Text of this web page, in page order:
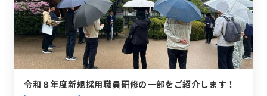
令和８年度新規採用職員研修の一部をご紹介します！